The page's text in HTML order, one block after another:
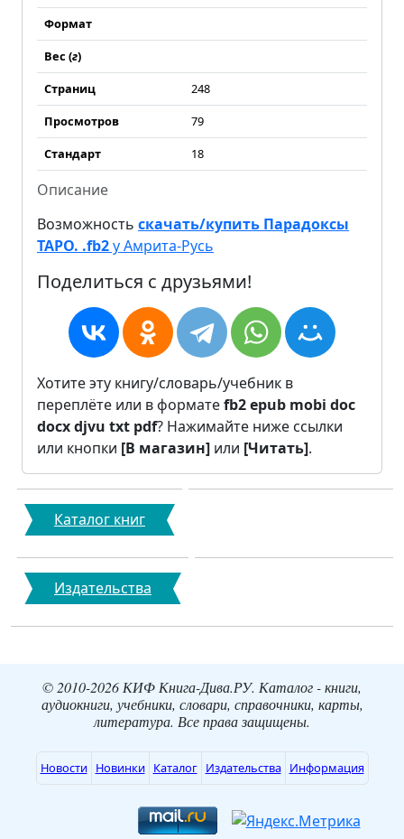
Формат
Вес (г)
Страниц
248
Просмотров
79
Стандарт
18
Описание
Возможность скачать/купить Парадоксы
ТАРО. .fb2у Амрита-Русь
Поделиться с друзьями!
Хотите эту книгу/словарь/учебник в
переплёте или в форматеfb2epub mobi doc
docxdjvu txt pdf? Нажимайте ниже ссылки
или кнопки [В магазин] или [Читать].
Каталог книг
Издательства
© 2010-2026 КИФ Книга-Дива.РУ. Каталог - книги,
аудиокниги, учебники, словари, справочники, карты,
литература. Все права защищены.
Новости Новинки Каталог Издательства Информация